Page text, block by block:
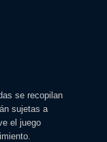
se recopilan
sujetas a
el juego